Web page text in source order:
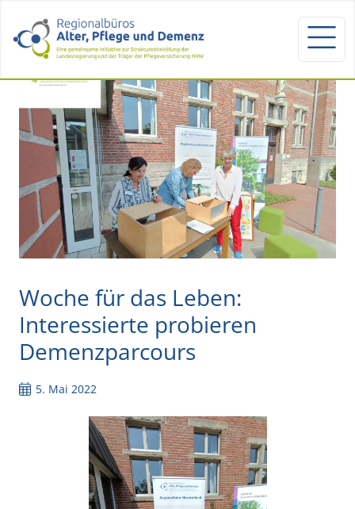
Woche für das Leben:
Interessierte probieren
Demenzparcours
5. Mai 2022